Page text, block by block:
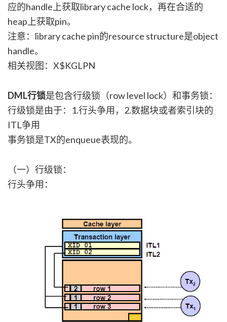
应的handle上获取library cache lock，再在合适的
heap上获取pin。
注意：library cache pin的resource structure是object
handle。
相关视图：X$KGLPN
DML行锁是包含行级锁（row level lock）和事务锁：
行级锁是由于：1.行头争用，2.数据块或者索引块的
ITL争用
事务锁是TX的enqueue表现的。
（一）行级锁：
行头争用：